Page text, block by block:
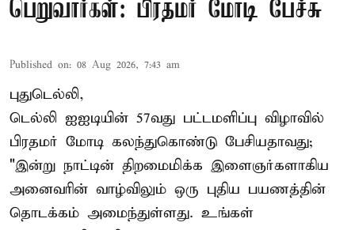
பெறுவார்கள்: பிரதமர் மோடி பேச்சு
Published on: 08 Aug 2026, 7:43 am
புதுடெல்லி,
டெல்லி ஐஐடியின் 57வது பட்டமளிப்பு விழாவில்
பிரதமர் மோடி கலந்துகொண்டு பேசியதாவது;
"இன்று நாட்டின் திறமைமிக்க இளைஞர்களாகிய
அனைவரின் வாழ்விலும் ஒரு புதிய பயணத்தின்
தொடக்கம் அமைந்துள்ளது. உங்கள்